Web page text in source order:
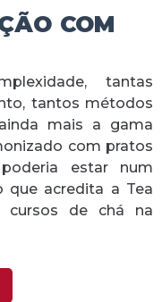
COM
tantas
tantos métodos
mais a gama
com pratos
estar num
que acredita a Tea
cursos de chá na